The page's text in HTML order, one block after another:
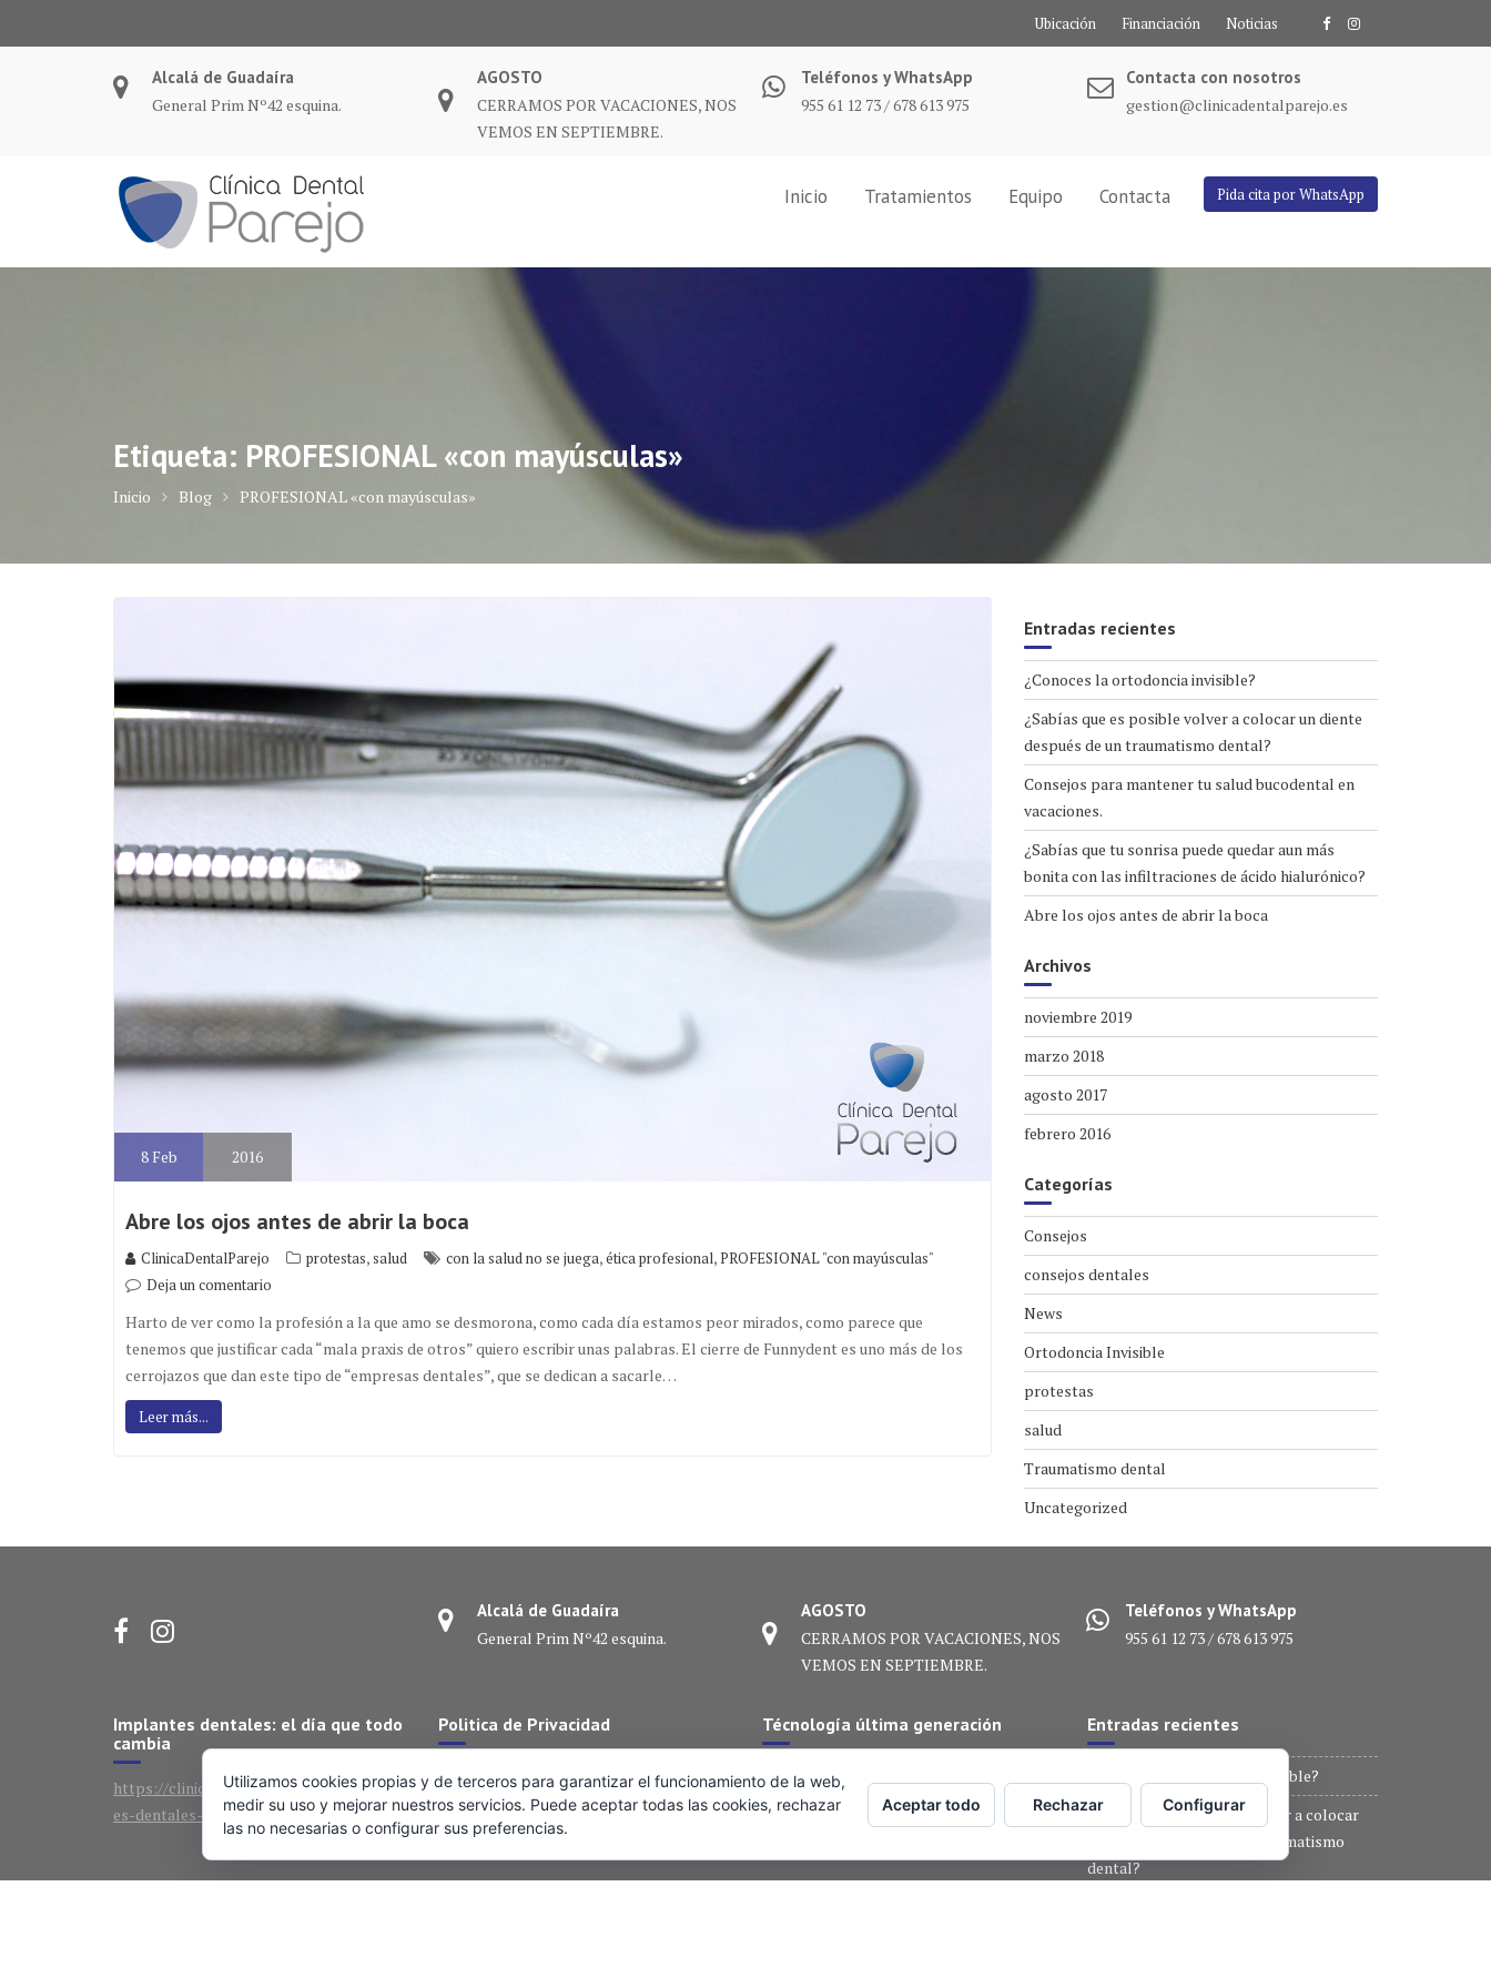
Ubicación Financiación Noticias
Alcalá de Guadaíra
General Prim Nº42 esquina.
AGOSTO
CERRAMOS POR VACACIONES, NOS
VEMOS EN SEPTIEMBRE.
Teléfonos y WhatsApp
955 61 12 73 / 678 613 975
Contacta con nosotros
gestion@clinicadentalparejo.es
Pida cita por WhatsApp
Inicio Tratamientos Equipo Contacta
Etiqueta: PROFESIONAL «con mayúsculas»
Inicio Blog PROFESIONAL «con mayúsculas»
8 Feb 2016
Abre los ojos antes de abrir la boca
ClinicaDentalParejo protestas,salud con la salud no se juega,ética profesional,PROFESIONAL "con mayúsculas"
Deja un comentario
Harto de ver como la profesión a la que amo se desmorona, como cada día estamos peor mirados, como parece que
tenemos que justificar cada “mala praxis de otros” quiero escribir unas palabras. El cierre de Funnydent es uno más de los
cerrojazos que dan este tipo de “empresas dentales”, que se dedican a sacarle…
Leer más...
Entradas recientes
¿Conoces la ortodoncia invisible?
¿Sabías que es posible volver a colocar un diente
después de un traumatismo dental?
Consejos para mantener tu salud bucodental en
vacaciones.
¿Sabías que tu sonrisa puede quedar aun más
bonita con las infiltraciones de ácido hialurónico?
Abre los ojos antes de abrir la boca
Archivos
noviembre 2019
marzo 2018
agosto 2017
febrero 2016
Categorías
Consejos
consejos dentales
News
Ortodoncia Invisible
protestas
salud
Traumatismo dental
Uncategorized
Alcalá de Guadaíra
General Prim Nº42 esquina.
AGOSTO
CERRAMOS POR VACACIONES, NOS
VEMOS EN SEPTIEMBRE.
Teléfonos y WhatsApp
955 61 12 73 / 678 613 975
Implantes dentales: el día que todo
cambia
https://clinicadentalparejo.com/implant
es-dentales-el-dia-que-todo-cambia/
Politica de Privacidad
En nuestra clínica apostamos por la
innovación para ofrecerte tratamientos
más precisos, cómodos y eficaces.
Técnología última generación
En nuestra clínica apostamos por la
innovación para ofrecerte tratamientos
más precisos, cómodos y eficaces.
Entradas recientes
¿Conoces la ortodoncia invisible?
¿Sabías que es posible volver a colocar
un diente después de un traumatismo
dental?
Utilizamos cookies propias y de terceros para garantizar el funcionamiento de la web,
medir su uso y mejorar nuestros servicios. Puede aceptar todas las cookies, rechazar
las no necesarias o configurar sus preferencias.
Aceptar todo Rechazar Configurar